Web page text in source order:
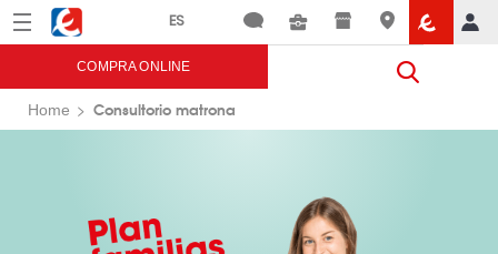
Menú Eroski
COMPRA ONLINE
Home Consultorio matrona